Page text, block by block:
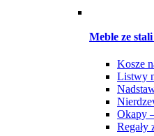
Meble ze
Kosze
Listwy
Okapy
Regały